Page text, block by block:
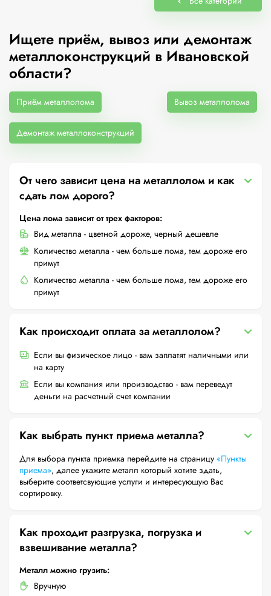
Ищете приём, вывоз или демонтаж
металлоконструкций в Ивановской
области?
Приём металлолома Вывоз металлолома
Демонтаж металлоконструкций
От чего зависит цена на металлолом и как
сдать лом дорого?
Цена лома зависит от трех факторов:
Вид металла - цветной дороже, черный дешевле
Количество металла - чем больше лома, тем дороже его
примут
Количество металла - чем больше лома, тем дороже его
примут
Как происходит оплата за металлолом?
Если вы физическое лицо - вам заплатят наличными или
на карту
Если вы компания или производство - вам переведут
деньги на расчетный счет компании
Как выбрать пункт приема металла?
Для выбора пункта приемка перейдите на страницу «Пункты
приема», далее укажите металл который хотите здать,
выберите соответсвующие услуги и интересующую Вас
сортировку.
Как проходит разгрузка, погрузка и
взвешивание металла?
Металл можно грузить:
Вручную